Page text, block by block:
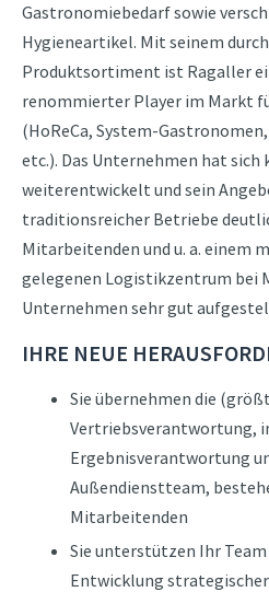
Gastronomiebedarf sowie
Hygieneartikel. Mit seinem
Produktsortiment ist Ragaller
renommierter Player im Markt
(HoReCa, System-
etc.). Das Unternehmen hat
weiterentwickelt und sein
traditionsreicher Betriebe
Mitarbeitenden und u. a. einem
gelegenen Logistikzentrum bei
Unternehmen sehr gut
IHRE NEUE
Sie übernehmen die
Vertriebsverantwortung,
Ergebnisverantwortung
Außendienstteam,
Mitarbeitenden
Sie unterstützen Ihr Team
Entwicklung